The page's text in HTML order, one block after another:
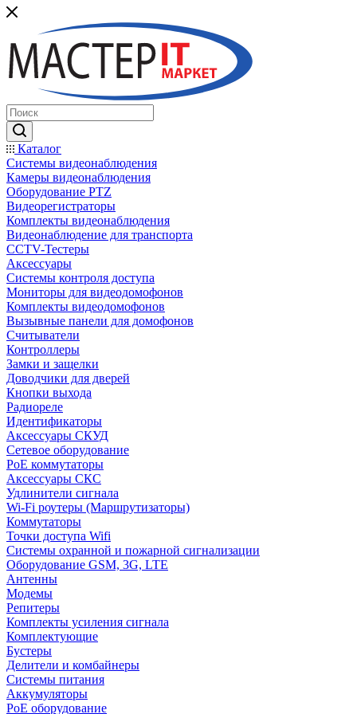
Каталог
Системы видеонаблюдения
Камеры видеонаблюдения
Оборудование PTZ
Видеорегистраторы
Комплекты видеонаблюдения
Видеонаблюдение для транспорта
CCTV-Тестеры
Аксессуары
Системы контроля доступа
Мониторы для видеодомофонов
Комплекты видеодомофонов
Вызывные панели для домофонов
Считыватели
Контроллеры
Замки и защелки
Доводчики для дверей
Кнопки выхода
Радиореле
Идентификаторы
Аксессуары СКУД
Сетевое оборудование
PoE коммутаторы
Аксессуары СКС
Удлинители сигнала
Wi-Fi роутеры (Маршрутизаторы)
Коммутаторы
Точки доступа Wifi
Системы охранной и пожарной сигнализации
Оборудование GSM, 3G, LTE
Антенны
Модемы
Репитеры
Комплекты усиления сигнала
Комплектующие
Бустеры
Делители и комбайнеры
Системы питания
Аккумуляторы
PoE оборудование